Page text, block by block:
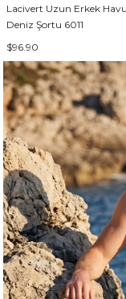
Lacivert Uzun Erkek
Deniz Şortu 6011
$96.90